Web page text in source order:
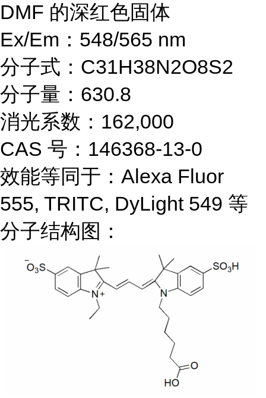
DMF 的深红色固体
Ex/Em：548/565 nm
分子式：C31H38N2O8S2
分子量：630.8
消光系数：162,000
CAS 号：146368-13-0
效能等同于：Alexa Fluor
555, TRITC, DyLight 549 等
分子结构图：